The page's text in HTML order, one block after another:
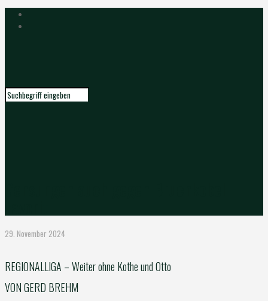
29. November 2024
REGIONALLIGA – Weiter ohne Kothe und Otto
VON GERD BREHM